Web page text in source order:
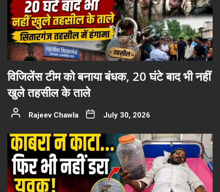
विजिलेंस टीम को बनाया बंधक, 20 घंटे बाद भी नहीं
खुले तहसील के ताले
Rajeev Chawla July 30, 2026